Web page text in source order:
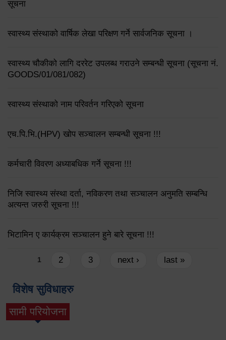
सूचना
स्वास्थ्य संस्थाको वार्षिक लेखा परिक्षण गर्ने सार्वजनिक सूचना ।
स्वास्थ्य चौकीको लागि दररेट उपलब्ध गराउने सम्बन्धी सूचना (सूचना नं.
GOODS/01/081/082)
स्वास्थ्य संस्थाको नाम परिवर्तन गरिएको सूचना
एच.पि.भि.(HPV) खोप सञ्चालन सम्बन्धी सूचना !!!
कर्मचारी विवरण अध्याबधिक गर्ने सूचना !!!
निजि स्वास्थ्य संस्था दर्ता, नविकरण तथा सञ्चालन अनुमति सम्बन्धि
अत्यन्त जरुरी सूचना !!!
भिटामिन ए कार्यक्रम सञ्चालन हुने बारे सूचना !!!
Pages
1 2 3 next › last »
विशेष सुविधाहरु
सामी परियोजना
(active tab)